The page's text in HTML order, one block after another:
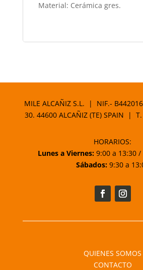
Material: Cerámica gres.
MILE ALCAÑIZ S.L. | NIF.-
30. 44600 ALCAÑIZ (TE) SPAIN |
HORARIOS:
Lunes a Viernes: 9:00 a 13:30
Sábados:9:30 a
QUIENES SOMOS
CONTACTO